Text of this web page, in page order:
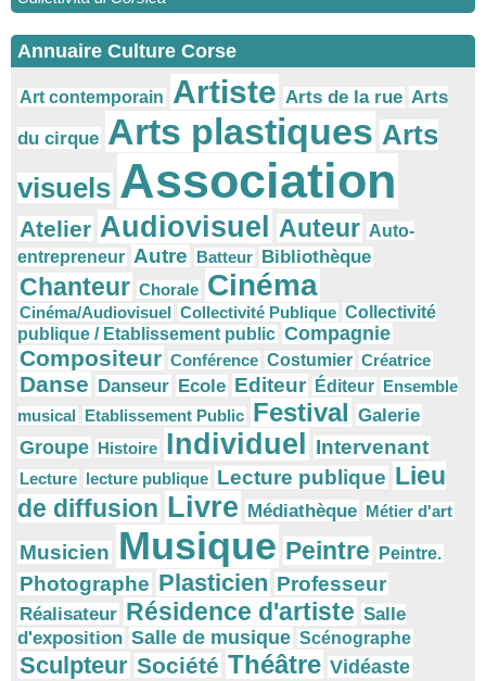
Annuaire Culture Corse
Art contemporain Artiste Arts de la rue Arts
du cirque Arts plastiques Arts
visuels Association
Atelier Audiovisuel Auteur Auto-
entrepreneur Autre Batteur Bibliothèque
Chanteur Chorale Cinéma
Cinéma/Audiovisuel Collectivité Publique Collectivité
publique / Etablissement public Compagnie
Compositeur Conférence Costumier Créatrice
Danse Danseur Ecole Editeur Éditeur Ensemble
musical Etablissement Public Festival Galerie
Groupe Histoire Individuel Intervenant
Lecture lecture publique Lecture publique Lieu
de diffusion Livre Médiathèque Métier d'art
Musicien Musique Peintre Peintre.
Photographe Plasticien Professeur
Réalisateur Résidence d'artiste Salle
d'exposition Salle de musique Scénographe
Sculpteur Société Théâtre Vidéaste